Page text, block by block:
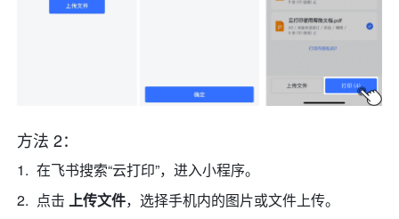
方法 2：
在飞书搜索“云打印”，进入小程序。
点击 上传文件，选择手机内的图片或文件上传。